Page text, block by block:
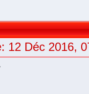
12 Déc 2016,